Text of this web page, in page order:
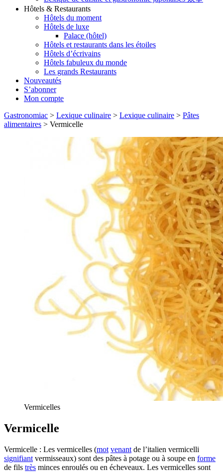
Hôtels & Restaurants
Hôtels du moment
Hôtels de luxe
Palace (hôtel)
Hôtels et restaurants dans les étoiles
Hôtels d’écrivains
Hôtels fabuleux du monde
Les grands Restaurants
Nouveautés
S’abonner
Mon compte
Gastronomiac > Lexique culinaire > Lexique culinaire > Pâtes
alimentaires > Vermicelle
Vermicelles
Vermicelle
Vermicelle : Les vermicelles (mot venant de l’italien vermicelli
signifiant vermisseaux) sont des pâtes à potage ou à soupe en forme
de fils très minces enroulés ou en écheveaux. Les vermicelles sont